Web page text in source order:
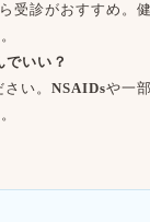
受診がおすすめ。
いい？
さい。NSAIDsや一